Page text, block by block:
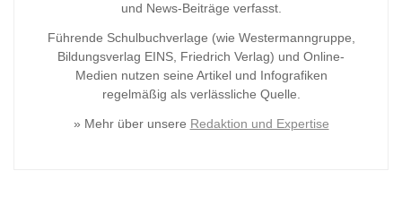
und News-Beiträge verfasst.
Führende Schulbuchverlage (wie Westermanngruppe,
Bildungsverlag EINS, Friedrich Verlag) und Online-
Medien nutzen seine Artikel und Infografiken
regelmäßig als verlässliche Quelle.
» Mehr über unsere Redaktion und Expertise